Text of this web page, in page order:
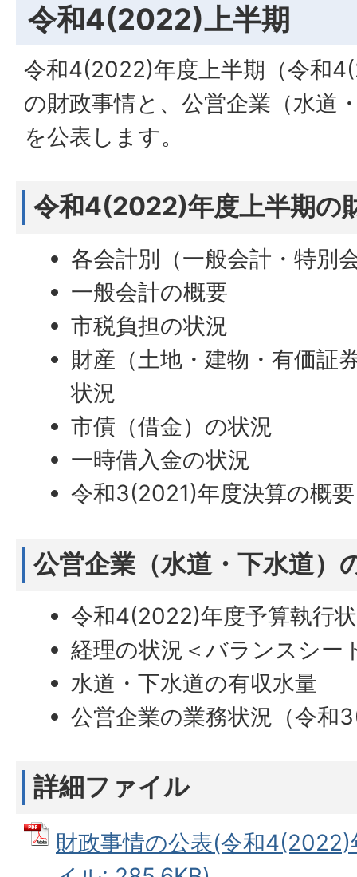
令和4(2022)上半期
令和4(2022)年度上半期（令和
の財政事情と、公営企業（水道
を公表します。
令和4(2022)年度上半期の
各会計別（一般会計・特別
一般会計の概要
市税負担の状況
財産（土地・建物・有価証
状況
市債（借金）の状況
一時借入金の状況
令和3(2021)年度決算の概要
公営企業（水道・下水道）
令和4(2022)年度予算執行
経理の状況＜バランスシー
水道・下水道の有収水量
公営企業の業務状況（令和
詳細ファイル
財政事情の公表(令和